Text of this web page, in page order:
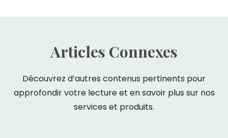
Articles Connexes
Découvrez d’autres contenus pertinents pour
approfondir votre lecture et en savoir plus sur nos
services et produits.